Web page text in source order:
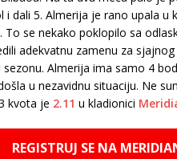
dali 5. Almerija je rano upala u
To se nekako poklopilo sa
adekvatnu zamenu za
Almerija ima samo 4
u nezavidnu situaciju. Ne
kvota je 2.11 u kladionici
REGISTRUJ SE NA